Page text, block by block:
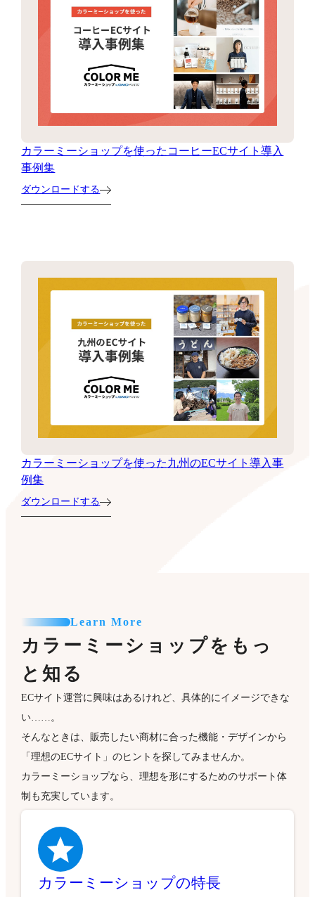
カラーミーショップを使ったコーヒーECサイト導入
事例集
カラーミーショップを使った九州のECサイト導入事
例集
Learn More
カラーミーショップをもっ
と知る
ECサイト運営に興味はあるけれど、具体的にイメージできな
い……。
そんなときは、販売したい商材に合った機能・デザインから
「理想のECサイト」のヒントを探してみませんか。
カラーミーショップなら、理想を形にするためのサポート体